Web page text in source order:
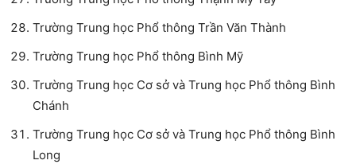
Trường Trung học Phổ thông Trần Văn Thành
Trường Trung học Phổ thông Bình Mỹ
Trường Trung học Cơ sở và Trung học Phổ thông Bình
Chánh
Trường Trung học Cơ sở và Trung học Phổ thông Bình
Long